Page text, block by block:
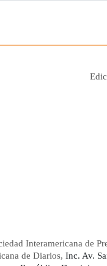
Interamericana de
de Diarios, Inc. Av.